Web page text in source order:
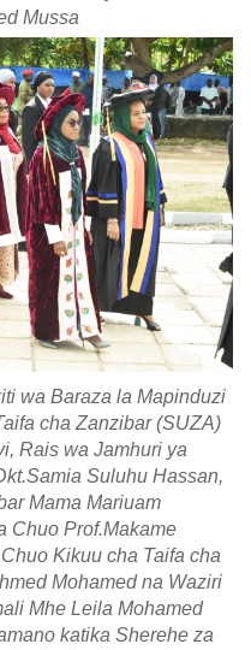
Mussa
wa Baraza la Mapinduzi
cha Zanzibar (SUZA)
Rais wa Jamhuri ya
Suluhu Hassan,
Mama Mariuam
Chuo Prof.Makame
Kikuu cha Taifa cha
Mohamed na Waziri
Mhe Leila Mohamed
katika Sherehe za